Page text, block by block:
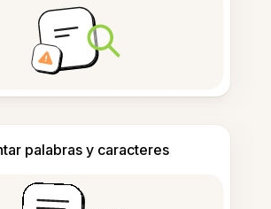
palabras y caracteres